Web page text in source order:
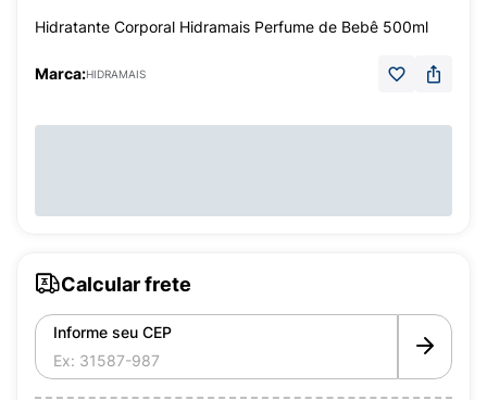
Hidratante Corporal Hidramais Perfume de Bebê 500ml
Marca:HIDRAMAIS
Calcular frete
Informe seu CEP